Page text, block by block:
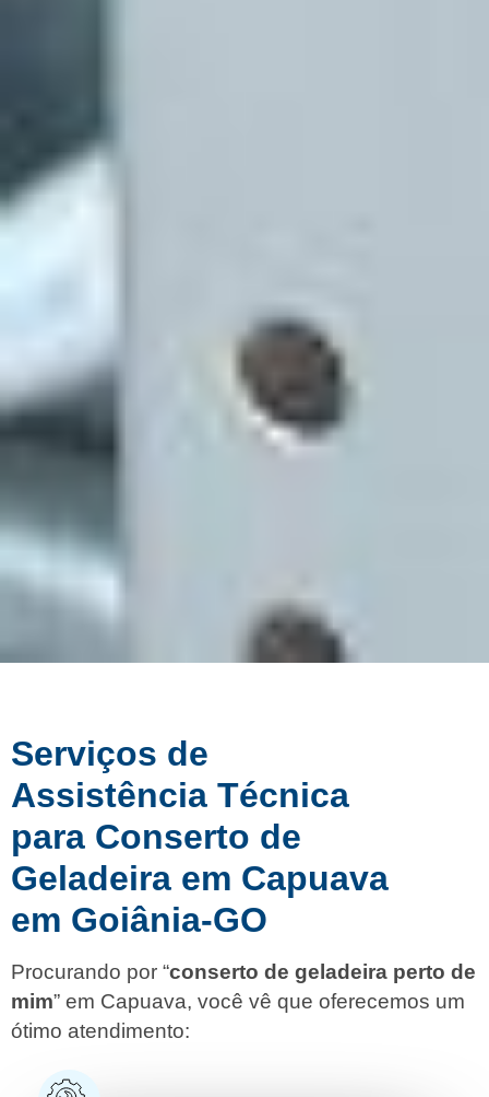
Serviços de
Assistência Técnica
para Conserto de
Geladeira em Capuava
em Goiânia-GO
Procurando por “conserto de geladeira perto de
mim” em Capuava, você vê que oferecemos um
ótimo atendimento: